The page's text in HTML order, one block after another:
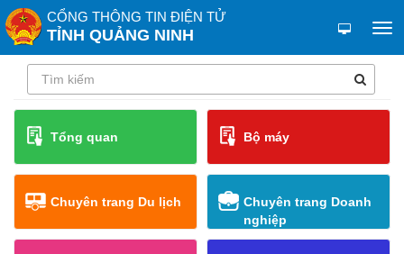
CỔNG THÔNG TIN ĐIỆN TỬ
TỈNH QUẢNG NINH
Tổng quan Bộ máy
Chuyên trang Du lịch
Chuyên trang Doanh
nghiệp